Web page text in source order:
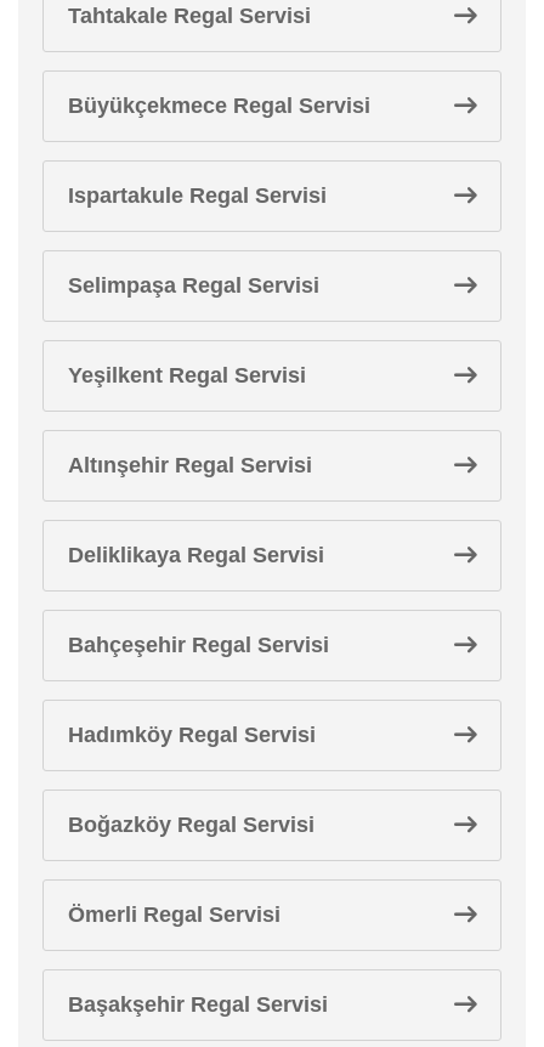
Tahtakale Regal Servisi
Büyükçekmece Regal Servisi
Ispartakule Regal Servisi
Selimpaşa Regal Servisi
Yeşilkent Regal Servisi
Altınşehir Regal Servisi
Deliklikaya Regal Servisi
Bahçeşehir Regal Servisi
Hadımköy Regal Servisi
Boğazköy Regal Servisi
Ömerli Regal Servisi
Başakşehir Regal Servisi